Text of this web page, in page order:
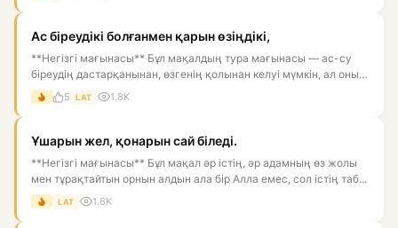
Ас біреудікі болғанмен қарын өзіңдікі,
**Негізгі мағынасы** Бұл мақалдың тура мағынасы — ас-су
біреудің дастарқанынан, өзгенің қолынан келуі мүмкін, ал оны
қор...
5 LAT 1.8K
Ұшарын жел, қонарын сай біледі.
**Негізгі мағынасы** Бұл мақал әр істің, әр адамның өз жолы
мен тұрақтайтын орнын алдын ала бір Алла емес, сол істің таб...
LAT 1.6K